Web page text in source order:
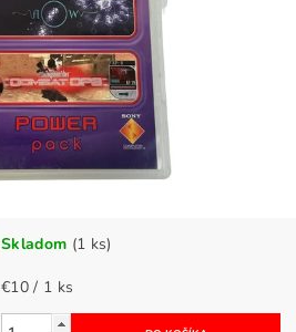
Skladom (1 ks)
€10 / 1 ks